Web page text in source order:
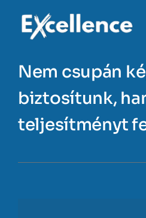
Nem csupán
biztosítunk,
teljesítményt